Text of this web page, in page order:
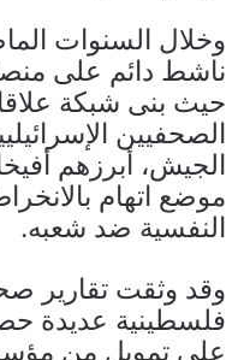
وخلال السنوات
ناشط دائم على
حيث بنى شبكة
الصحفيين
الجيش، أبرزهم
موضع اتهام
النفسية ضد شعبه.
وقد وثقت تقارير
فلسطينية عديدة
على تمويل من